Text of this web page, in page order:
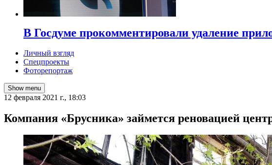
В Госдуме прокомментировали удаление
Личный взгляд
Спецпроекты
Фоторепортаж
Show menu
12 февраля 2021 г., 18:03
Компания «Брусника» займется реновацией